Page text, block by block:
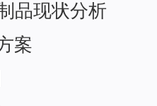
品现状分析
案